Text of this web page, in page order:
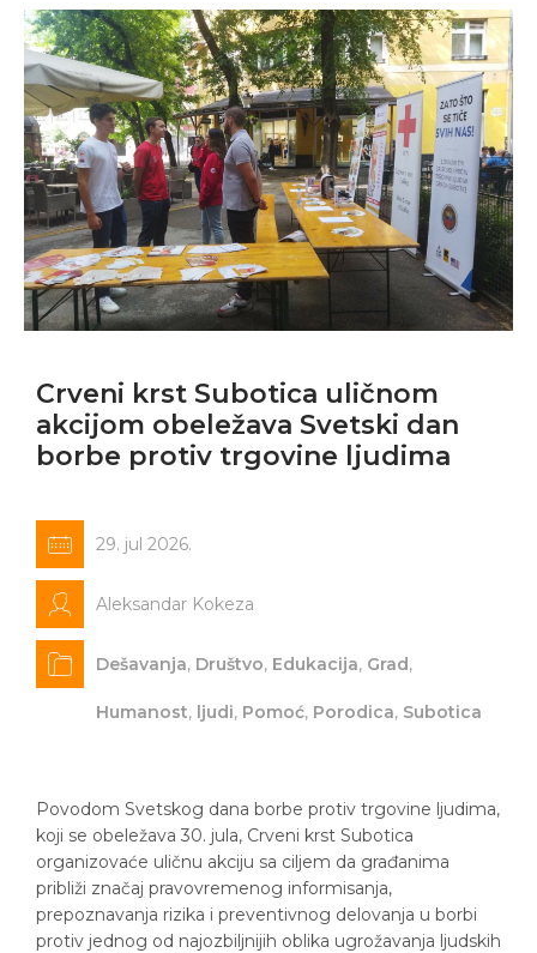
Crveni krst Subotica uličnom
akcijom obeležava Svetski dan
borbe protiv trgovine ljudima
29. jul 2026.
Aleksandar Kokeza
Dešavanja, Društvo, Edukacija, Grad,
Humanost, ljudi, Pomoć, Porodica, Subotica
Povodom Svetskog dana borbe protiv trgovine ljudima,
koji se obeležava 30. jula, Crveni krst Subotica
organizovaće uličnu akciju sa ciljem da građanima
približi značaj pravovremenog informisanja,
prepoznavanja rizika i preventivnog delovanja u borbi
protiv jednog od najozbiljnijih oblika ugrožavanja ljudskih